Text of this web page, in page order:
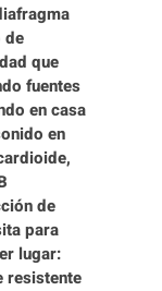
de
que
fuentes
en casa
en
de
para
lugar:
resistente